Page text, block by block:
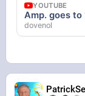
YOUTUBE
Amp. goes to
dovenol